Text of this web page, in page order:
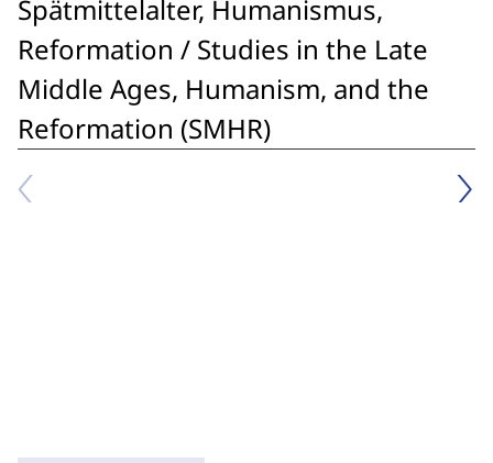
Spätmittelalter, Humanismus,
Reformation / Studies in the Late
Middle Ages, Humanism, and the
Reformation (SMHR)